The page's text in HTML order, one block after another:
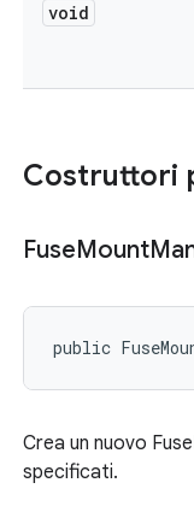
void
Costruttori
FuseMount
public
Crea un nuovo
specificati.